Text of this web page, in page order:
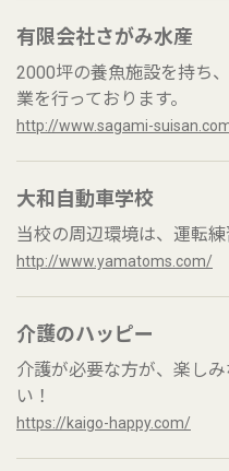
有限会社さがみ水産
2000坪の養魚施設を持ち
業を行っております。
http://www.sagami-
大和自動車学校
当校の周辺環境は、運転練
http://www.yamatoms.com/
介護のハッピー
介護が必要な方が、楽し
い！
https://kaigo-happy.com/